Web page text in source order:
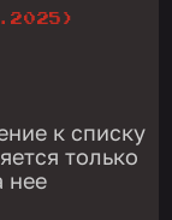
к списку
только
нее